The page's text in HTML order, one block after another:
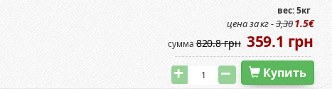
вес: 5кг
цена за кг -3,301.5€
сумма820.8 грн 359.1 грн
Купить